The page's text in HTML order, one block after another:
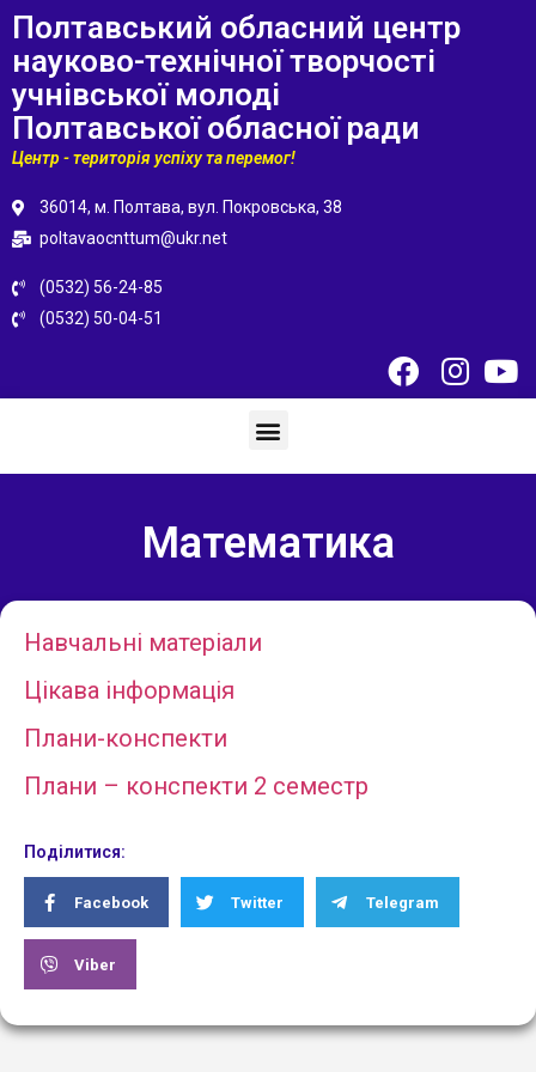
Полтавський обласний центр
науково-технічної творчості
учнівської молоді
Полтавської обласної ради
Центр - територія успіху та перемог!
36014, м. Полтава, вул. Покровська, 38
poltavaocnttum@ukr.net
(0532) 56-24-85
(0532) 50-04-51
Математика
Навчальні матеріали
Цікава інформація
Плани-конспекти
Плани – конспекти 2 семестр
Поділитися:
Facebook Twitter Telegram
Viber